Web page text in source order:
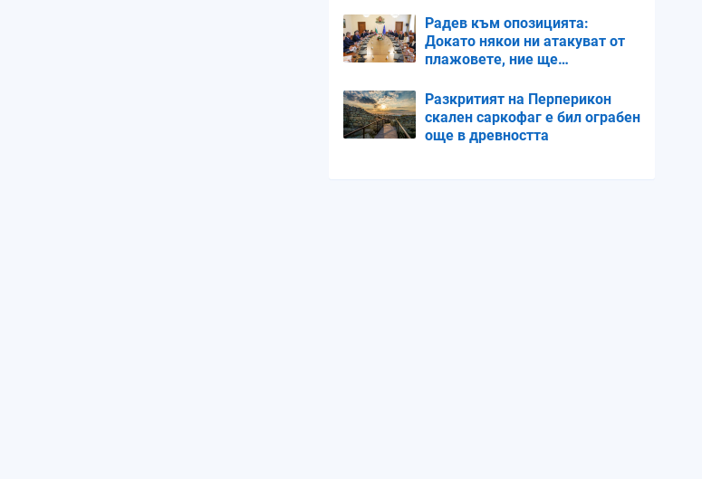
Радев към опозицията:
Докато някои ни атакуват от
плажовете, ние ще
темпове
Разкритият на Перперикон
скален саркофаг е бил ограбен
още в древността